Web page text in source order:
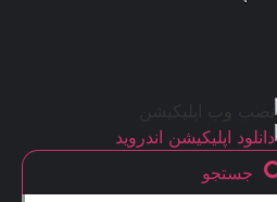
جستجو